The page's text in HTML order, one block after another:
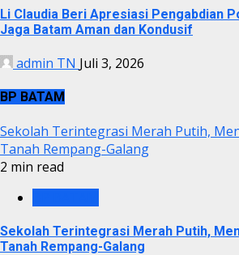
Li Claudia Beri Apresiasi Pengabdian
Jaga Batam Aman dan Kondusif
admin TN Juli 3, 2026
BP BATAM
Sekolah Terintegrasi Merah Putih,
Tanah Rempang-Galang
2 min read
Sekolah Terintegrasi Merah Putih,
Tanah Rempang-Galang